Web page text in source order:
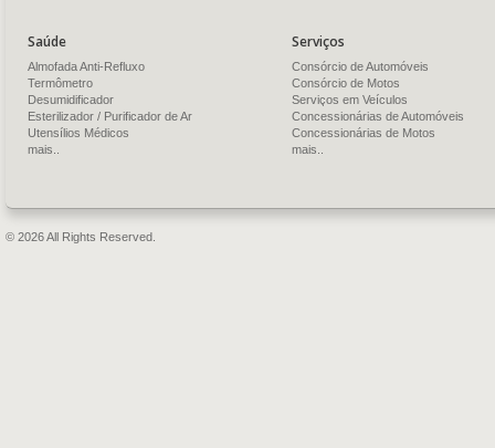
Saúde
Almofada Anti-Refluxo
Termômetro
Desumidificador
Esterilizador / Purificador de Ar
Utensílios Médicos
mais..
Serviços
Consórcio de Automóveis
Consórcio de Motos
Serviços em Veículos
Concessionárias de Automóveis
Concessionárias de Motos
mais..
© 2026 All Rights Reserved.